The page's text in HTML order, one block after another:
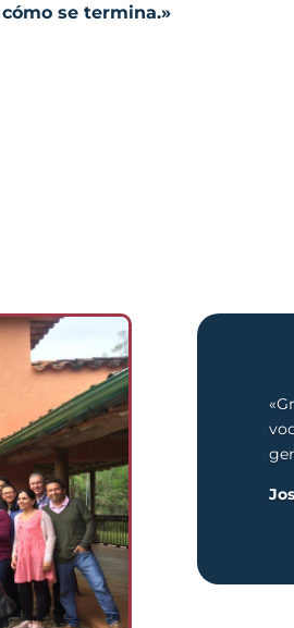
se termina.»